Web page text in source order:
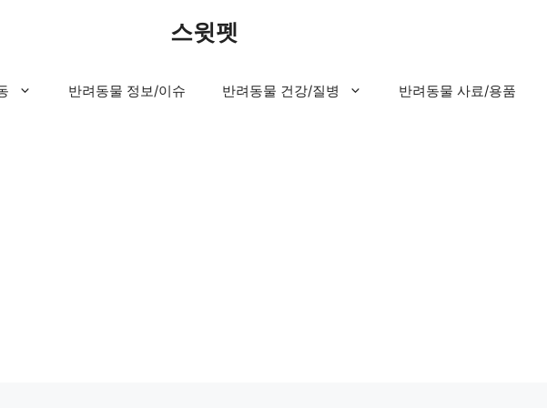
스윗펫
반려동물 정보/이슈 반려동물 건강/질병 반려동물 사료/용품